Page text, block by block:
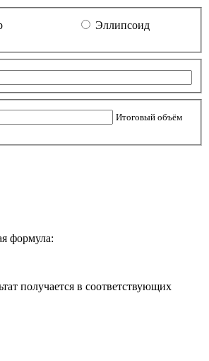
Эллипсоид
Итоговый объём
формула:
получается в соответствующих